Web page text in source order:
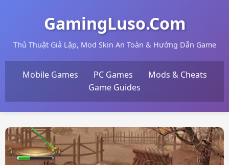
GamingLuso.Com
Thủ Thuật Giả Lập, Mod Skin An Toàn & Hướng Dẫn Game
Mobile Games PC Games
Mods & Cheats
Game Guides